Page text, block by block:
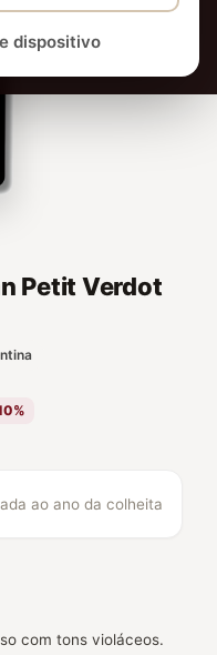
dispositivo
Petit Verdot
ao ano da colheita
com tons violáceos.